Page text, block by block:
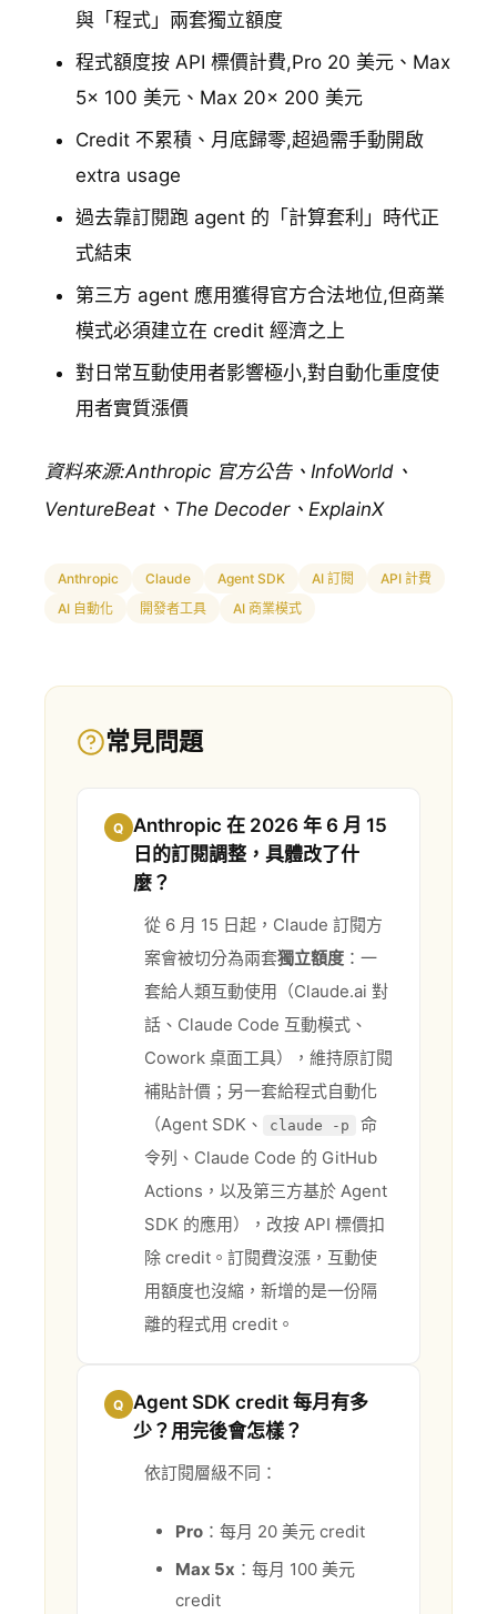
與「程式」兩套獨立額度
程式額度按 API 標價計費,Pro 20 美元、Max
5x 100 美元、Max 20x 200 美元
Credit 不累積、月底歸零,超過需手動開啟
extra usage
過去靠訂閱跑 agent 的「計算套利」時代正
式結束
第三方 agent 應用獲得官方合法地位,但商業
模式必須建立在 credit 經濟之上
對日常互動使用者影響極小,對自動化重度使
用者實質漲價
資料來源:Anthropic 官方公告、InfoWorld、
VentureBeat、The Decoder、ExplainX
Anthropic Claude Agent SDK AI 訂閱
API 計費
AI 自動化
開發者工具 AI 商業模式
常見問題
Q Anthropic 在 2026 年 6 月 15
日的訂閱調整，具體改了什
麼？
從 6 月 15 日起，Claude 訂閱方
案會被切分為兩套獨立額度 ：一
套給人類互動使用（Claude.ai 對
話、Claude Code 互動模式、
Cowork 桌面工具），維持原訂閱
補貼計價；另一套給程式自動化
（Agent SDK、
claude -p
命
令列、Claude Code 的 GitHub
Actions，以及第三方基於 Agent
SDK 的應用），改按 API 標價扣
除 credit。訂閱費沒漲，互動使
用額度也沒縮，新增的是一份隔
離的程式用 credit。
Q Agent SDK credit 每月有多
少？用完後會怎樣？
依訂閱層級不同：
Pro ：每月 20 美元 credit
Max 5x ：每月 100 美元
credit